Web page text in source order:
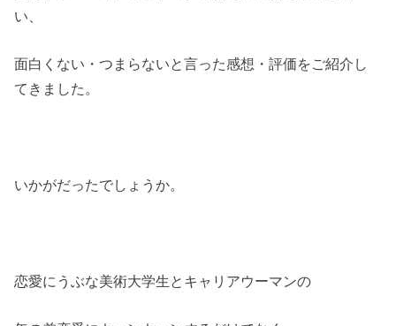
い、
面白くない・つまらないと言った感想・評価をご紹介し
てきました。
いかがだったでしょうか。
恋愛にうぶな美術大学生とキャリアウーマンの